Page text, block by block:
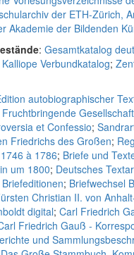
der ETH-Zürich,
Akademie der Bildenden
: Gesamtkatalog
Kalliope Verbundkatalog;
autobiographischer
Fruchtbringende Gesellschaft
et Confessio;
Friedrichs des Großen;
à 1786; Briefe und
um 1800; Deutsches
; Briefwechsel
Christian II. von
digital; Carl Friedrich
Friedrich Gauß -
und